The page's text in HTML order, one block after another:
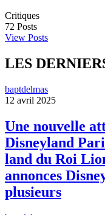
Critiques
72 Posts
View Posts
LES
baptdelmas
12 avril 2025
Une nouvelle
Disneyland
land du Roi
annonces
plusieurs